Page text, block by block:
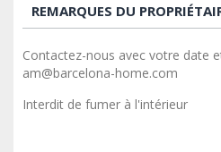
REMARQUES DU
Contactez-nous avec votre date
am@barcelona-home.com
Interdit de fumer à l'intérieur